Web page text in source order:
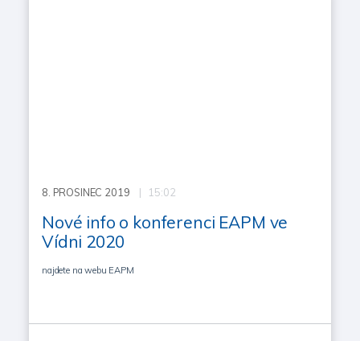
8. PROSINEC 2019 | 15:02
Nové info o konferenci EAPM ve
Vídni 2020
najdete na webu EAPM